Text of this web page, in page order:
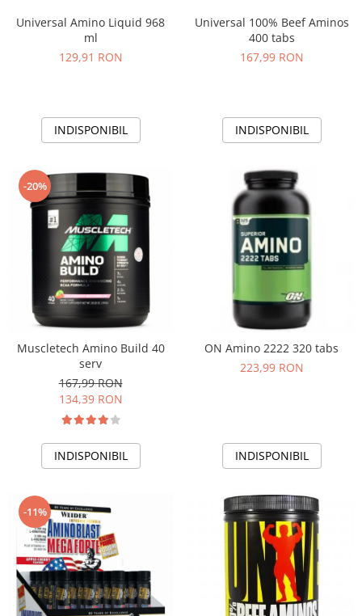
Universal Amino Liquid 968
ml
129,91 RON
INDISPONIBIL
Universal 100% Beef Aminos
400 tabs
167,99 RON
INDISPONIBIL
-20%
Muscletech Amino Build 40
serv
167,99 RON
134,39 RON
INDISPONIBIL
ON Amino 2222 320 tabs
223,99 RON
INDISPONIBIL
-11%